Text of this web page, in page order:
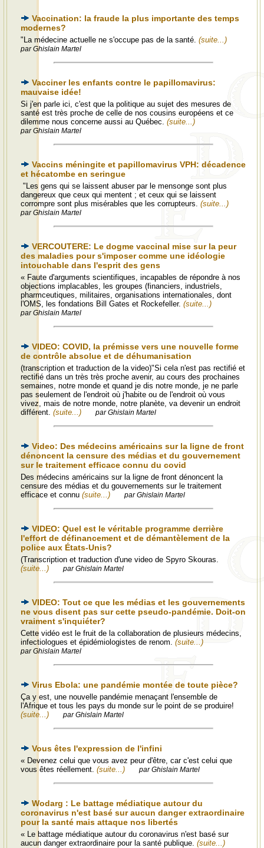
Vaccination: la fraude la plus importante des temps
modernes?
"La médecine actuelle ne s'occupe pas de la santé. (suite...)
par Ghislain Martel
Vacciner les enfants contre le papillomavirus:
mauvaise idée!
Si j'en parle ici, c'est que la politique au sujet des mesures de
santé est très proche de celle de nos cousins européens et ce
dilemme nous concerne aussi au Québec. (suite...)
par Ghislain Martel
Vaccins méningite et papillomavirus VPH: décadence
et hécatombe en seringue
"Les gens qui se laissent abuser par le mensonge sont plus
dangereux que ceux qui mentent ; et ceux qui se laissent
corrompre sont plus misérables que les corrupteurs. (suite...)
par Ghislain Martel
VERCOUTERE: Le dogme vaccinal mise sur la peur
des maladies pour s'imposer comme une idéologie
intouchable dans l'esprit des gens
« Faute d'arguments scientifiques, incapables de répondre à nos
objections implacables, les groupes (financiers, industriels,
pharmceutiques, militaires, organisations internationales, dont
l'OMS, les fondations Bill Gates et Rockefeller. (suite...)
par Ghislain Martel
VIDEO: COVID, la prémisse vers une nouvelle forme
de contrôle absolue et de déhumanisation
(transcription et traduction de la video)"Si cela n'est pas rectifié et
rectifié dans un très très proche avenir, au cours des prochaines
semaines, notre monde et quand je dis notre monde, je ne parle
pas seulement de l'endroit où j'habite ou de l'endroit où vous
vivez, mais de notre monde, notre planète, va devenir un endroit
différent. (suite...) par Ghislain Martel
Video: Des médecins américains sur la ligne de front
dénoncent la censure des médias et du gouvernement
sur le traitement efficace connu du covid
Des médecins américains sur la ligne de front dénoncent la
censure des médias et du gouvernements sur le traitement
efficace et connu (suite...) par Ghislain Martel
VIDEO: Quel est le véritable programme derrière
l'effort de définancement et de démantèlement de la
police aux États-Unis?
(Transcription et traduction d'une video de Spyro Skouras.
(suite...)
par Ghislain Martel
VIDEO: Tout ce que les médias et les gouvernements
ne vous disent pas sur cette pseudo-pandémie. Doit-on
vraiment s'inquiéter?
Cette vidéo est le fruit de la collaboration de plusieurs médecins,
infectiologues et épidémiologistes de renom. (suite...)
par Ghislain Martel
Virus Ebola: une pandémie montée de toute pièce?
Ça y est, une nouvelle pandémie menaçant l'ensemble de
l'Afrique et tous les pays du monde sur le point de se produire!
(suite...)
par Ghislain Martel
Vous êtes l'expression de l'infini
« Devenez celui que vous avez peur d'être, car c'est celui que
vous êtes réellement. (suite...) par Ghislain Martel
Wodarg : Le battage médiatique autour du
coronavirus n'est basé sur aucun danger extraordinaire
pour la santé mais attaque nos libertés
« Le battage médiatique autour du coronavirus n'est basé sur
aucun danger extraordinaire pour la santé publique. (suite...)